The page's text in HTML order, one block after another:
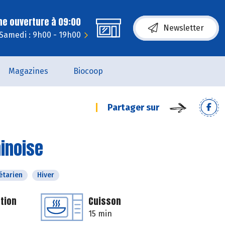
ouverture à 09:00
: 9h00 - 19h00
Newsletter
Magazines Biocoop
Partager sur
Hiver
Cuisson
15 min